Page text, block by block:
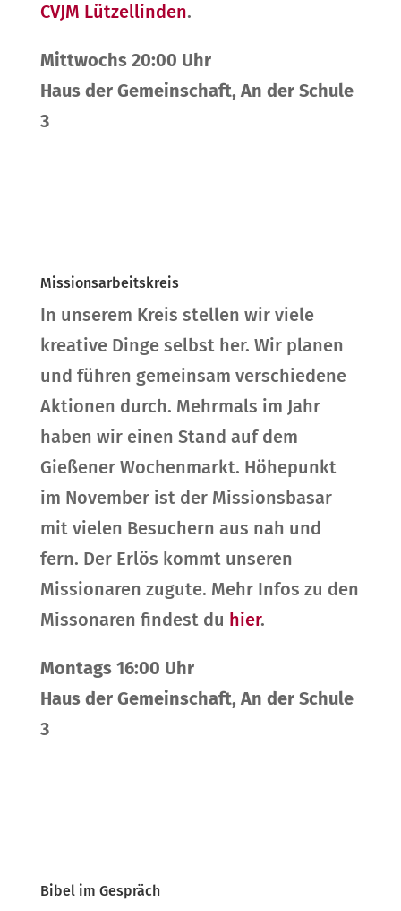
CVJM Lützellinden.
Mittwochs 20:00 Uhr
Haus der Gemeinschaft, An der Schule
3
Missionsarbeitskreis
In unserem Kreis stellen wir viele
kreative Dinge selbst her. Wir planen
und führen gemeinsam verschiedene
Aktionen durch. Mehrmals im Jahr
haben wir einen Stand auf dem
Gießener Wochenmarkt. Höhepunkt
im November ist der Missionsbasar
mit vielen Besuchern aus nah und
fern. Der Erlös kommt unseren
Missionaren zugute. Mehr Infos zu den
Missonaren findest du hier.
Montags 16:00 Uhr
Haus der Gemeinschaft, An der Schule
3
Bibel im Gespräch